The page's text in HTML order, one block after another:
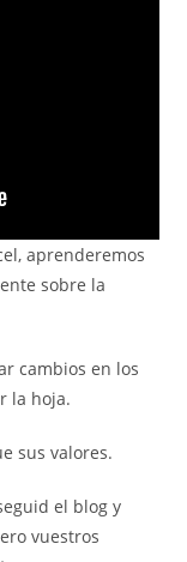
aprenderemos
sobre la
cambios en los
la hoja.
sus valores.
el blog y
vuestros